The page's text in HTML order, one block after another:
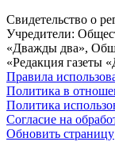
Свидетельство о
Учредители:
«Дважды два»,
«Редакция газеты
Правила
Политика в
Политика
Согласие на
Обновить страницу